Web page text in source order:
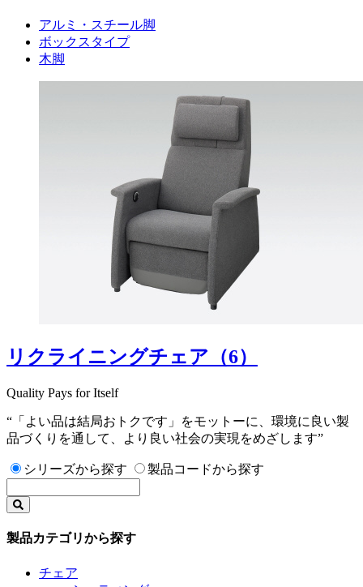
アルミ・スチール脚
ボックスタイプ
木脚
リクライニングチェア （6）
Quality Pays for Itself
“「よい品は結局おトクです」をモットーに、環境に良い製
品づくりを通して、より良い社会の実現をめざします”
シリーズから探す 製品コードから探す
製品カテゴリから探す
チェア